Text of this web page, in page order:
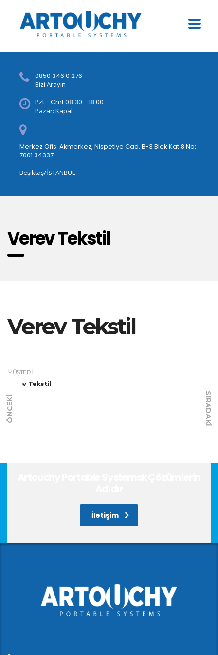
0850 346 0 276
Bizi Arayın
Pzt - Cmt 08:30 - 18:00
Pazar: Kapalı
Merkez Ofis: Akmerkez, Nispetiye Cad. B-3 Blok Kat 8 No:
7001 34337
Beşiktaş/İSTANBUL
Verev Tekstil
Verev Tekstil
MÜŞTERI
Verev Tekstil
ÖNCEKI SIRADAKI
İletişim